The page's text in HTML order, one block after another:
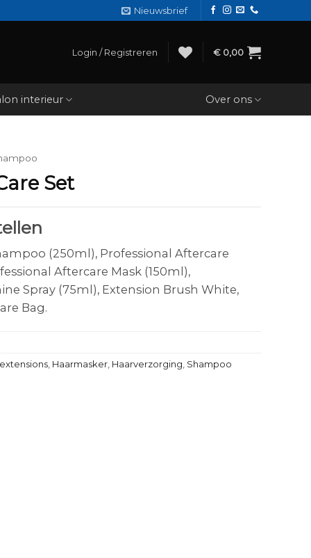
Nieuwsbrief
Login / Registreren € 0,00
interieur Over ons
Set
(250ml), Professional Aftercare
Aftercare Mask (150ml),
Spray (75ml), Extension Brush White,
Bag.
Haarmasker Haarverzorging Shampoo